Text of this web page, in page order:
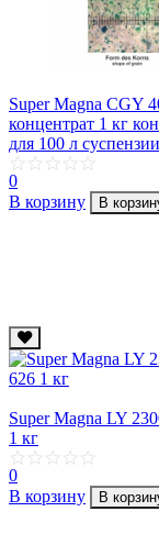
Super Magna CGY
концентрат 1 кг
для 100 л суcпензии
0
В корзину
В
Super Magna LY
1 кг
0
В корзину
В